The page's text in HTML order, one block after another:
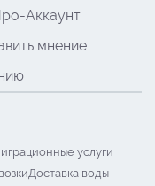
Аккаунт
мнение
услуги
Доставка воды